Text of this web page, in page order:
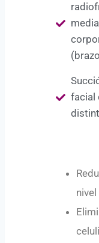
facial
nivel